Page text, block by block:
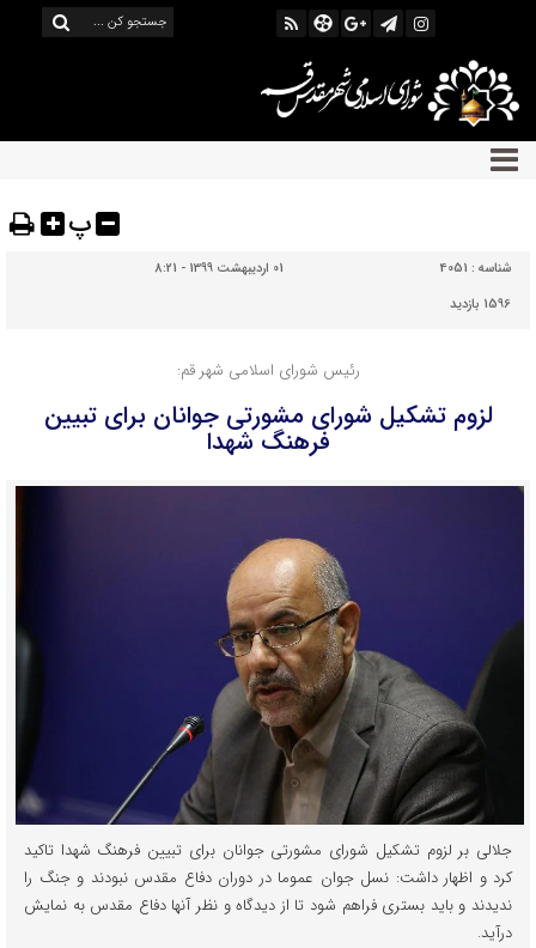
پ
شناسه : 4051
01 اردیبهشت 1399 - 8:21
1596 بازدید
رئیس شورای اسلامی شهر قم:
لزوم تشکیل شورای مشورتی جوانان برای تبیین
فرهنگ شهدا
جلالی بر لزوم تشکیل شورای مشورتی جوانان برای تبیین فرهنگ شهدا تاکید
کرد و اظهار داشت: نسل جوان عموما در دوران دفاع مقدس نبودند و جنگ را
ندیدند و باید بستری فراهم شود تا از دیدگاه و نظر آنها دفاع مقدس به نمایش
درآید.